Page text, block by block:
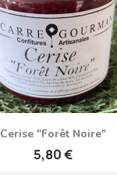
Anteprima
Cerise "Forêt Noire"
5,80 €